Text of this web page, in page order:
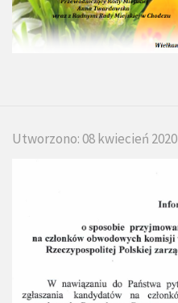
Utworzono: 08 kwiecień 2020